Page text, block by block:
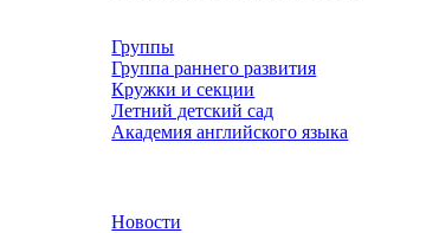
Группы
Группа раннего развития
Кружки и секции
Летний детский сад
Академия английского языка
Новости